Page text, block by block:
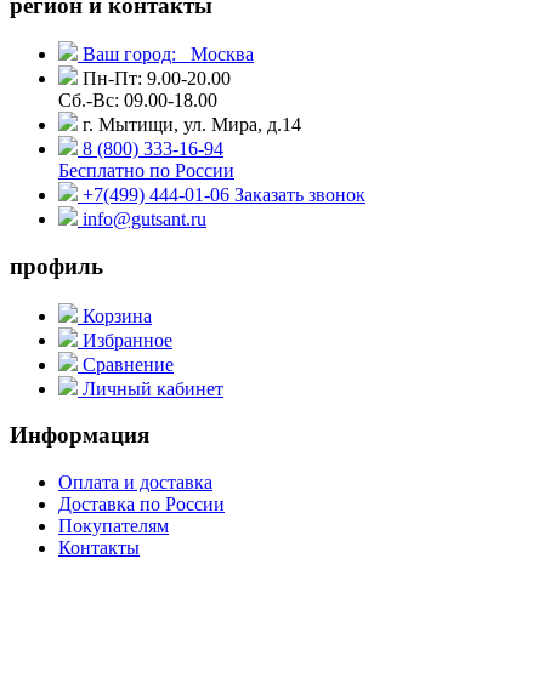
Ваш город:
Москва
Пн-Пт: 9.00-20.00
Сб.-Вс: 09.00-18.00
г. Мытищи, ул. Мира, д.14
8 (800) 333-16-94
Бесплатно по России
+7(499) 444-01-06 Заказать звонок
info@gutsant.ru
профиль
Корзина
Избранное
Сравнение
Личный кабинет
Информация
Оплата и доставка
Доставка по России
Покупателям
Контакты